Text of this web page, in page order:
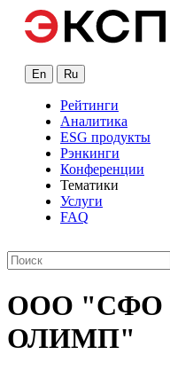
En Ru
Рейтинги
Аналитика
ESG продукты
Рэнкинги
Конференции
Тематики
Услуги
FAQ
ООО "СФО
ОЛИМП"